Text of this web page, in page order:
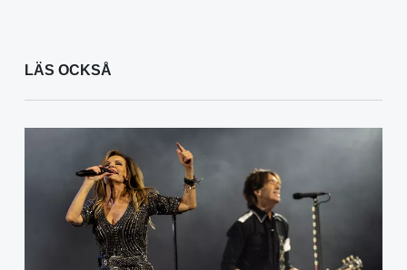
LÄS OCKSÅ